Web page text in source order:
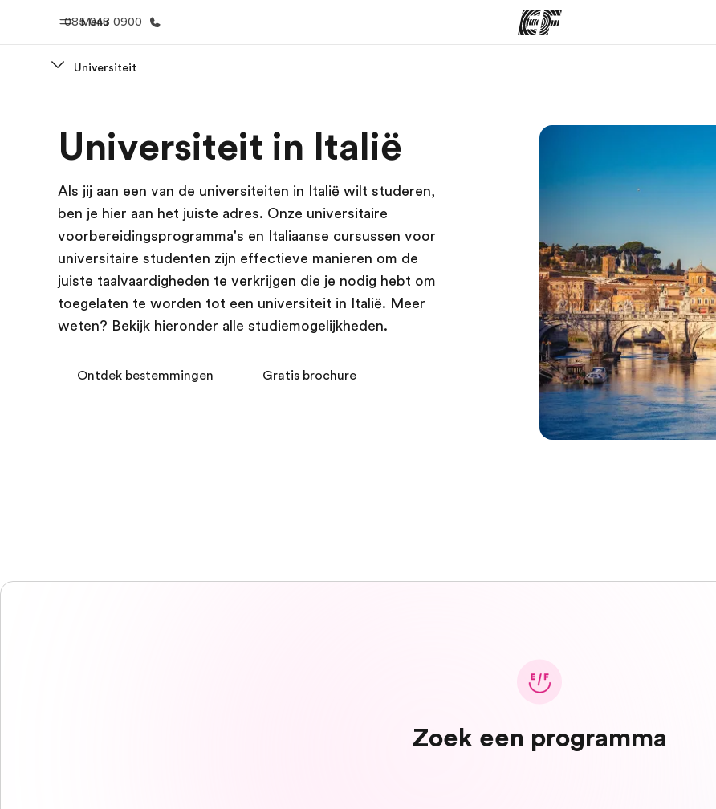
Menu
085 048 0900
Welkom bij EF Bekijk alles dat we doen Vind een kantoor
Universiteit
Universiteit in Italië
Als jij aan een van de universiteiten in Italië wilt studeren,
ben je hier aan het juiste adres. Onze universitaire
voorbereidingsprogramma's en Italiaanse cursussen voor
universitaire studenten zijn effectieve manieren om de
juiste taalvaardigheden te verkrijgen die je nodig hebt om
toegelaten te worden tot een universiteit in Italië. Meer
weten? Bekijk hieronder alle studiemogelijkheden.
Ontdek bestemmingen Gratis brochure
Zoek een programma